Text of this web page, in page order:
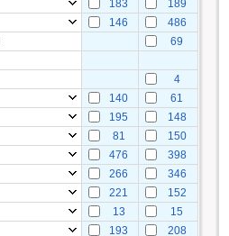
183
189
146
486
69
4
140
61
195
148
81
150
476
398
266
346
221
152
13
15
193 208